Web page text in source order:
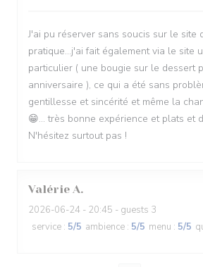
J'ai pu réserver sans soucis sur le site
pratique...j'ai fait également via le site
particulier ( une bougie sur le dessert
anniversaire ), ce qui a été sans
gentillesse et sincérité et même la
😁... très bonne expérience et plats et
N'hésitez surtout pas !
Valérie A
2026-06-24 - 20:45 - guests 3
service : 5/5 ambience : 5/5 menu : 5/5